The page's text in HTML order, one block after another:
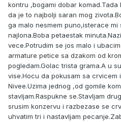
kontru ,bogami dobar komad.Tada
da je to najbolji saran mog
ga malo nesmem puno,isterace mi
najlona.Boba petaestak
vece.Potrudim se jos malo i
armature petice sa dzakom od
pogledam.Golac trista grama.A u
vise.Hocu da pokusam sa crvicem
Nivee.Uzima jednog ,od gomile
stavljam.Raspukne se.Stavljam
srusim konzervu i razbezase se
uhvatim tri i nastavljam